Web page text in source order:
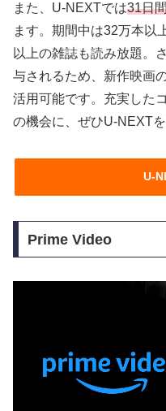
また、U-NEXTでは31日
ます。期間中は32万本以
以上の雑誌も読み放題。
与されるため、新作映画
活用可能です。充実した
の機会に、ぜひU-NEXT
U-
Prime Video